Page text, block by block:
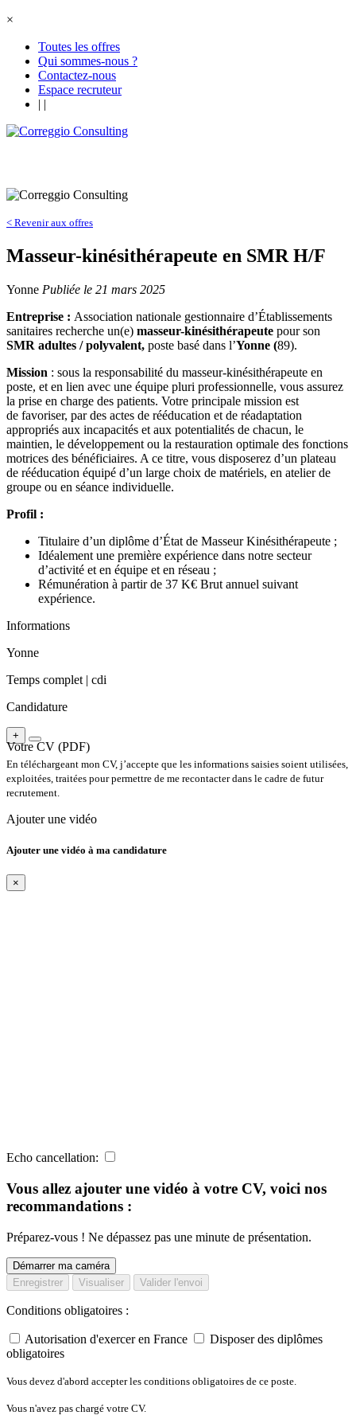
×
Toutes les offres
Qui sommes-nous ?
Contactez-nous
Espace recruteur
| |
< Revenir aux offres
Masseur-kinésithérapeute en SMR H/F
Yonne Publiée le 21 mars 2025
Entreprise : Association nationale gestionnaire d’Établissements
sanitaires recherche un(e) masseur-kinésithérapeute pour son
SMR adultes / polyvalent, poste basé dans l’Yonne (89).
Mission : sous la responsabilité du masseur-kinésithérapeute en
poste, et en lien avec une équipe pluri professionnelle, vous assurez
la prise en charge des patients. Votre principale mission est
de favoriser, par des actes de rééducation et de réadaptation
appropriés aux incapacités et aux potentialités de chacun, le
maintien, le développement ou la restauration optimale des fonctions
motrices des bénéficiaires. A ce titre, vous disposerez d’un plateau
de rééducation équipé d’un large choix de matériels, en atelier de
groupe ou en séance individuelle.
Profil :
Titulaire d’un diplôme d’État de Masseur Kinésithérapeute ;
Idéalement une première expérience dans notre secteur
d’activité et en équipe et en réseau ;
Rémunération à partir de 37 K€ Brut annuel suivant
expérience.
Informations
Yonne
Temps complet | cdi
Candidature
Votre CV (PDF)
+
En téléchargeant mon CV, j’accepte que les informations saisies soient utilisées,
exploitées, traitées pour permettre de me recontacter dans le cadre de futur
recrutement.
Ajouter une vidéo
Ajouter une vidéo à ma candidature
×
Echo cancellation:
Vous allez ajouter une vidéo à votre CV, voici nos
recommandations :
Préparez-vous ! Ne dépassez pas une minute de présentation.
Démarrer ma caméra
Enregistrer
Visualiser Valider l'envoi
Conditions obligatoires :
Autorisation d'exercer en France
Disposer des diplômes
obligatoires
Vous devez d'abord accepter les conditions obligatoires de ce poste.
Vous n'avez pas chargé votre CV.